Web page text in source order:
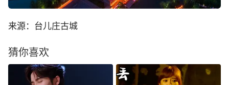
来源：台儿庄古城
猜你喜欢